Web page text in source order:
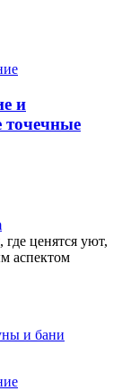
и
точечные
ценятся уют,
аспектом